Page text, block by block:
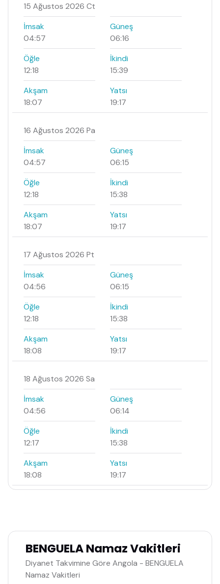
15 Ağustos 2026 Ct
İmsak
04:57
Güneş
06:16
Öğle
12:18
İkindi
15:39
Akşam
18:07
Yatsı
19:17
16 Ağustos 2026 Pa
İmsak
04:57
Güneş
06:15
Öğle
12:18
İkindi
15:38
Akşam
18:07
Yatsı
19:17
17 Ağustos 2026 Pt
İmsak
04:56
Güneş
06:15
Öğle
12:18
İkindi
15:38
Akşam
18:08
Yatsı
19:17
18 Ağustos 2026 Sa
İmsak
04:56
Güneş
06:14
Öğle
12:17
İkindi
15:38
Akşam
18:08
Yatsı
19:17
BENGUELA Namaz Vakitleri
Diyanet Takvimine Göre Angola - BENGUELA
Namaz Vakitleri